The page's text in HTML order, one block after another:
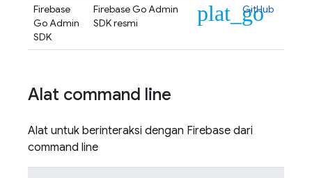
Firebase
Go Admin
SDK
Firebase Go Admin
SDK resmi
plat_go
GitHub
Alat command line
Alat untuk berinteraksi dengan Firebase dari
command line